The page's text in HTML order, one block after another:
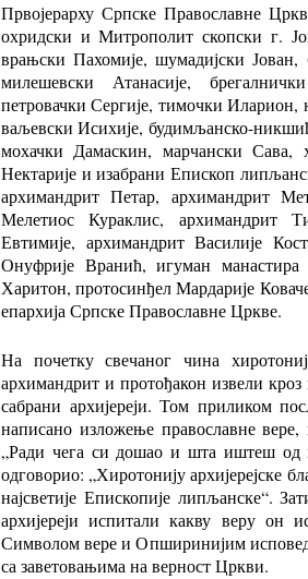
Првојерарху Српске Православне
охридски и Митрополит скопски г.
врањски Пахомије, шумадијски Јован,
милешевски Атанасије,
петровачки Сергије, тимочки
ваљевски Исихије, будимљанско-
мохачки Дамаскин, марчански Сава,
Нектарије и изабрани Епископ
архимандрит Петар, архимандрит
Мелетиос Кураклис, архимандрит
Евтимије, архимандрит Василије
Онуфрије Вранић, игуман
Харитон, протосинђел Мардарије
епархија Српске Православне Цркве.
На почетку свечаног чина
архимандрит и протођакон извели кроз
сабрани архијереји. Том приликом
написано изложење православне
„Ради чега си дошао и шта иштеш од
одговорио: „Хиротонију архијерејске
најсветије Епископије липљанске“.
архијереји испитали какву веру он
Символом вере и Опширинијим
са заветовањима на верност Цркви.